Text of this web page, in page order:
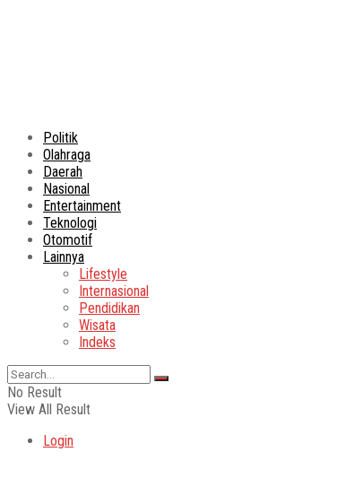
Politik
Olahraga
Daerah
Nasional
Entertainment
Teknologi
Otomotif
Lainnya
Lifestyle
Internasional
Pendidikan
Wisata
Indeks
No Result
View All Result
Login